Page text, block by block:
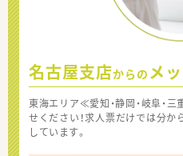
名古屋支店からの メ
東海エリア≪愛知・静岡・岐阜
せください！求人票だけでは分
しています。